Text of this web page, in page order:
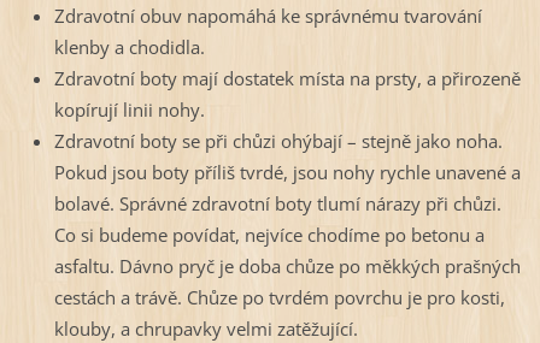
Zdravotní obuv napomáhá ke správnému tvarování
klenby a chodidla.
Zdravotní boty mají dostatek místa na prsty, a přirozeně
kopírují linii nohy.
Zdravotní boty se při chůzi ohýbají – stejně jako noha.
Pokud jsou boty příliš tvrdé, jsou nohy rychle unavené a
bolavé. Správné zdravotní boty tlumí nárazy při chůzi.
Co si budeme povídat, nejvíce chodíme po betonu a
asfaltu. Dávno pryč je doba chůze po měkkých prašných
cestách a trávě. Chůze po tvrdém povrchu je pro kosti,
klouby, a chrupavky velmi zatěžující.